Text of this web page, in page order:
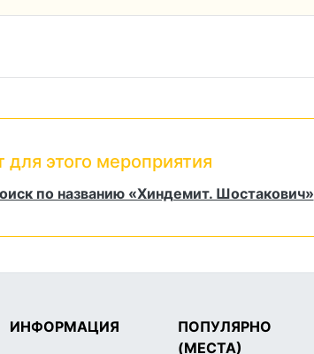
для этого мероприятия
по названию «Хиндемит. Шостакович»
ИНФОРМАЦИЯ
ПОПУЛЯРНО
(МЕСТА)